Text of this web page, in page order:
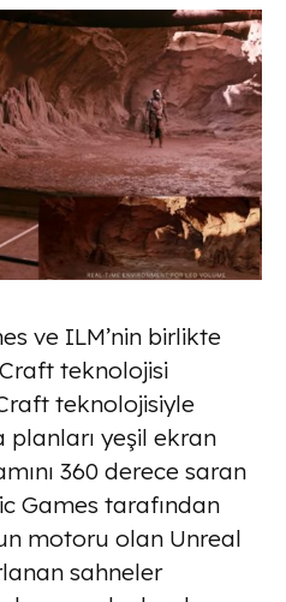
ve ILM’nin birlikte
teknolojisi
teknolojisiyle
planları yeşil ekran
360 derece saran
Games tarafından
motoru olan Unreal
sahneler